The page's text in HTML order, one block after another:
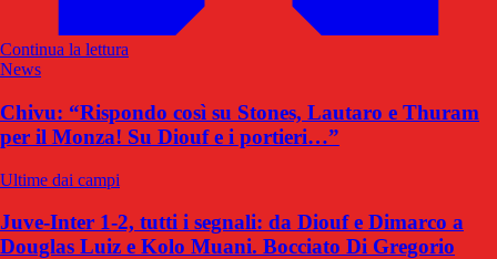
Continua la lettura
News
Chivu: “Rispondo così su Stones, Lautaro e Thuram
per il Monza! Su Diouf e i portieri…”
Ultime dai campi
Juve-Inter 1-2, tutti i segnali: da Diouf e Dimarco a
Douglas Luiz e Kolo Muani. Bocciato Di Gregorio